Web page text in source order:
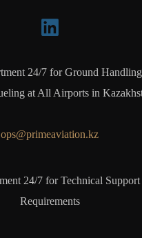
24/7 for Ground
at All Airports in
ops@primeaviation.kz
24/7 for Technical
Requirements